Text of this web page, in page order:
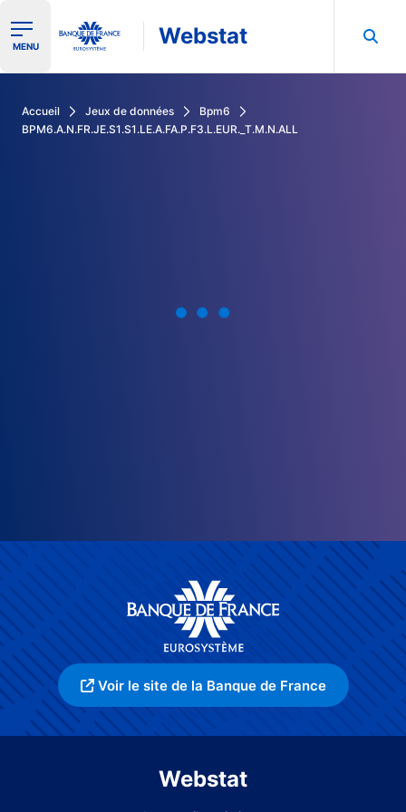
Ouvrir le menu de navigation
MENU Webstat
Accueil Jeux de données
Bpm6
BPM6.A.N.FR.JE.S1.S1.LE.A.FA.P.F3.L.EUR._T.M.N.ALL
Voir le site de la Banque de France
Webstat